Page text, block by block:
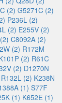
(2) G5271C (2)
P236L (2)
(2) E255V (2)
C8092A (2)
(2) R172M
(2) R61C
(2) D1270N
R132L (2) K238N
(1) S77F
(1) K652E (1)